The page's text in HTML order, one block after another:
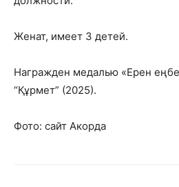
Женат, имеет 3 детей.
Награжден медалью «Ерен
“Құрмет” (2025).
Фото: сайт Акорда